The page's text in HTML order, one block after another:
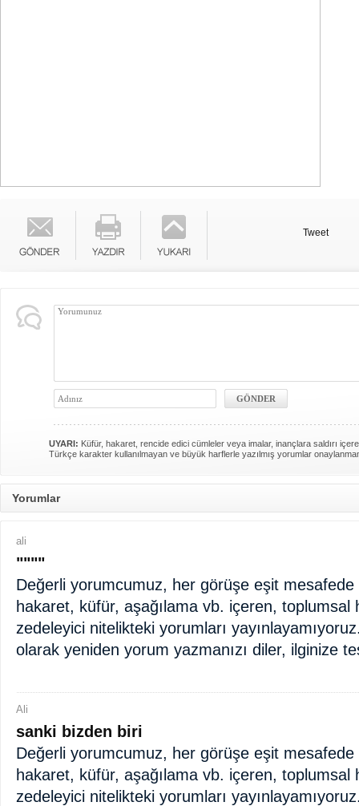
Tweet
UYARI: Küfür, hakaret, rencide edici cümleler veya imalar, inançlara saldırı
Türkçe karakter kullanılmayan ve büyük harflerle yazılmış yorumlar
Yorumlar
ali
""""
Değerli yorumcumuz, her görüşe eşit
hakaret, küfür, aşağılama vb. içeren, toplumsal
zedeleyici nitelikteki yorumları
olarak yeniden yorum yazmanızı diler, ilginize
Ali
sanki bizden biri
Değerli yorumcumuz, her görüşe eşit
hakaret, küfür, aşağılama vb. içeren, toplumsal
zedeleyici nitelikteki yorumları